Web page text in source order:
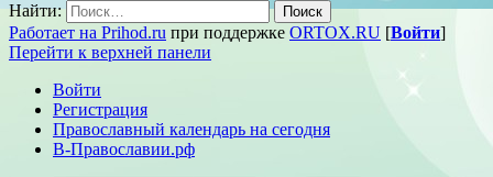
Найти:
Работает на Prihod.ru при поддержке ORTOX.RU [Войти]
Перейти к верхней панели
Войти
Регистрация
Православный календарь на сегодня
В-Православии.рф